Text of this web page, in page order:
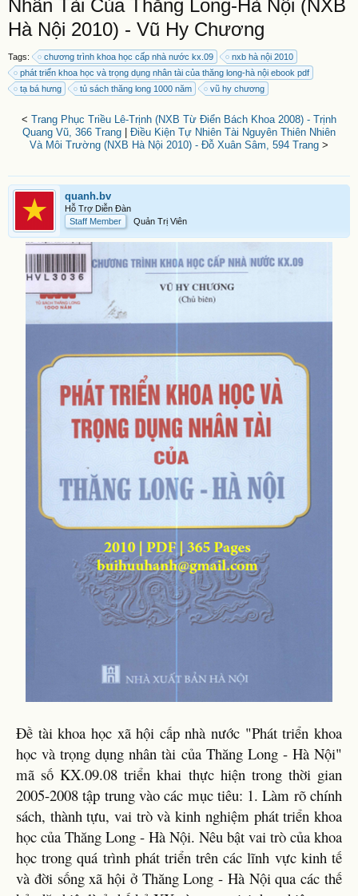
Nhân Tài Của Thăng Long-Hà Nội (NXB
Hà Nội 2010) - Vũ Hy Chương
Tags: chương trình khoa học cấp nhà nước kx.09
nxb hà nội 2010
phát triển khoa học và trọng dụng nhân tài của thăng long-hà nội ebook pdf
tạ bá hưng
tủ sách thăng long 1000 năm vũ hy chương
< Trang Phục Triều Lê-Trịnh (NXB Từ Điển Bách Khoa 2008) - Trịnh
Quang Vũ, 366 Trang
Điều Kiện Tự Nhiên Tài Nguyên Thiên Nhiên
Và Môi Trường (NXB Hà Nội 2010) - Đỗ Xuân Sâm, 594 Trang >
quanh.bv
Hỗ Trợ Diễn Đàn
Staff Member
Quản Trị Viên
Đề tài khoa học xã hội cấp nhà nước "Phát triển khoa
học và trọng dụng nhân tài của Thăng Long - Hà Nội"
mã số KX.09.08 triển khai thực hiện trong thời gian
2005-2008 tập trung vào các mục tiêu: 1. Làm rõ chính
sách, thành tựu, vai trò và kinh nghiệm phát triển khoa
học của Thăng Long - Hà Nội. Nêu bật vai trò của khoa
học trong quá trình phát triển trên các lĩnh vực kinh tế
và đời sống xã hội ở Thăng Long - Hà Nội qua các thế